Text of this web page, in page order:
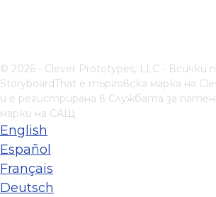
© 2026 - Clever Prototypes, LLC - Всички
StoryboardThat е търговска марка на
и е регистрирана в Службата за
марки на САЩ
English
Español
Français
Deutsch